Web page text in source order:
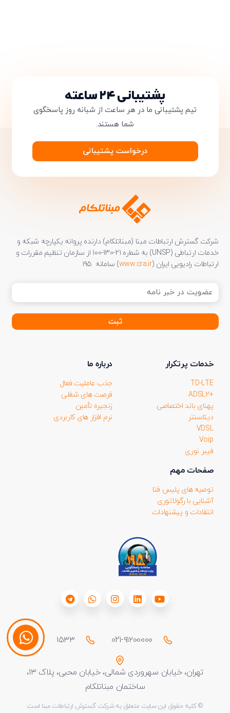
پشتیبانی ۲۴ ساعته
تیم پشتیبانی ما در هر ساعت از شبانه روز پاسخگوی
شما هستند.
درخواست پشتیبانی
شرکت گسترش ارتباطات مبنا (مبناتلکام) دارنده پروانه یکپارچه شبکه و
خدمات ارتباطی (UNSP) به شماره 21-130-100 از سازمان تنظیم مقررات و
ارتباطات رادیویی ایران (www.cra.ir) سامانه ۱۹۵
عضویت
در
خبر
نامه
خدمات پرتکرار
TD-LTE
+ADSL2
پهنای باند اختصاصی
دیتاسنتر
VDSL
Voip
فیبر نوری
درباره ما
جذب عاملیت فعال
فرصت های شغلی
زنجیره تأمین
نرم افزار های کاربردی
صفحات مهم
توصیه های پلیس فتا
آشنایی با رگولاتوری
انتقادات و پیشنهادات
021-۹۱۲۰۰۰۰۰ ۱۵۳۳
تهران، خیابان سهروردی شمالی، خیابان محبی، پلاک ۱۳،
ساختمان مبناتلکام
© کلیه حقوق این سایت متعلق به شرکت گسترش ارتباطات مبنا است